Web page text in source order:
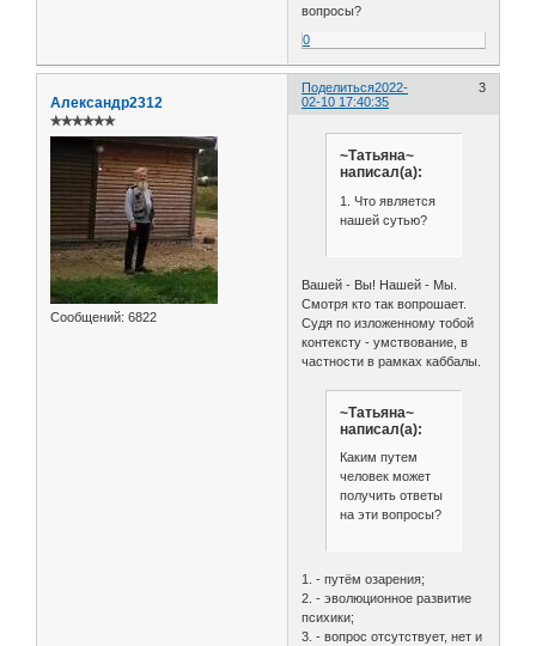
вопросы?
0
Поделиться 3
2022-
02-10 17:40:35
Александр2312
✯✯✯✯✯✯
Сообщений: 6822
~Татьяна~
написал(а):
1. Что является
нашей сутью?
Вашей - Вы! Нашей - Мы.
Смотря кто так вопрошает.
Судя по изложенному тобой
контексту - умствование, в
частности в рамках каббалы.
~Татьяна~
написал(а):
Каким путем
человек может
получить ответы
на эти вопросы?
1. - путём озарения;
2. - эволюционное развитие
психики;
3. - вопрос отсутствует, нет и